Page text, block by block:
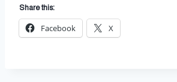
Share this:
Facebook X